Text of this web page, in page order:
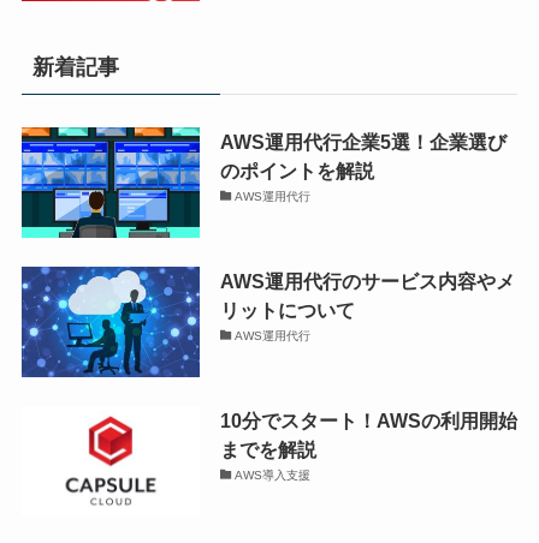
新着記事
AWS運用代行企業5選！企業選び
のポイントを解説
AWS運用代行
AWS運用代行のサービス内容やメ
リットについて
AWS運用代行
10分でスタート！AWSの利用開始
までを解説
AWS導入支援